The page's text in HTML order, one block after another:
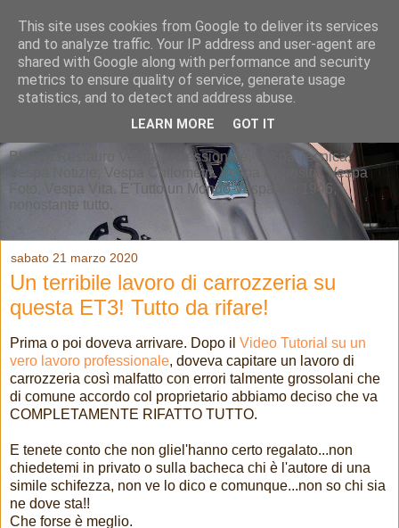
Blog di Restauro Vespa professionale, Vespa Tecnica,
Vespa Notizie, Vespa Chilometri, Vespa Curiosità, Vespa
Foto, Vespa Vita. E'Tutto un Mondo Vespa dal 1946,
nonostante tutto.
sabato 21 marzo 2020
Un terribile lavoro di carrozzeria su
questa ET3! Tutto da rifare!
Prima o poi doveva arrivare. Dopo il Video Tutorial su un
vero lavoro professionale, doveva capitare un lavoro di
carrozzeria così malfatto con errori talmente grossolani che
di comune accordo col proprietario abbiamo deciso che va
COMPLETAMENTE RIFATTO TUTTO.
E tenete conto che non gliel'hanno certo regalato...non
chiedetemi in privato o sulla bacheca chi è l'autore di una
simile schifezza, non ve lo dico e comunque...non so chi sia
ne dove sta!!
Che forse è meglio.
This site uses cookies from Google to deliver its services
and to analyze traffic. Your IP address and user-agent are
shared with Google along with performance and security
metrics to ensure quality of service, generate usage
statistics, and to detect and address abuse.
LEARN MORE GOT IT